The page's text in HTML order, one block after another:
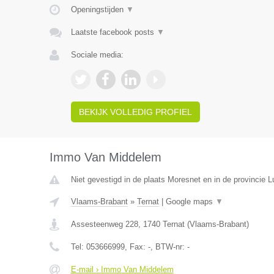
Openingstijden ▼
Laatste facebook posts ▼
Sociale media:
BEKIJK VOLLEDIG PROFIEL
Immo Van Middelem
Niet gevestigd in de plaats Moresnet en in de provincie
Vlaams-Brabant» Ternat| Google maps ▼
Assesteenweg 228, 1740 Ternat(Vlaams-Brabant)
Tel: 053666999, Fax: -, BTW-nr: -
E-mail › Immo Van Middelem